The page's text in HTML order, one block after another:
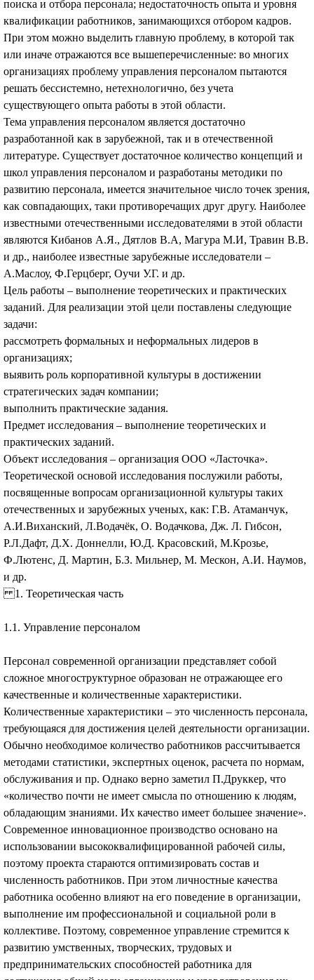
поиска и отбора персонала; недостаточность опыта и уровня
квалификации работников, занимающихся отбором кадров.
При этом можно выделить главную проблему, в которой так
или иначе отражаются все вышеперечисленные: во многих
организациях проблему управления персоналом пытаются
решать бессистемно, нетехнологично, без учета
существующего опыта работы в этой области.
Тема управления персоналом является достаточно
разработанной как в зарубежной, так и в отечественной
литературе. Существует достаточное количество концепций и
школ управления персоналом и разработаны методики по
развитию персонала, имеется значительное число точек зрения,
как совпадающих, таки противоречащих друг другу. Наиболее
известными отечественными исследователями в этой области
являются Кибанов А.Я., Дятлов В.А, Магура М.И, Травин В.В.
и др., наиболее известные зарубежные исследователи –
А.Маслоу, Ф.Герцберг, Оучи У.Г. и др.
Цель работы – выполнение теоретических и практических
заданий. Для реализации этой цели поставлены следующие
задачи:
рассмотреть формальных и неформальных лидеров в
организациях;
выявить роль корпоративной культуры в достижении
стратегических задач компании;
выполнить практические задания.
Предмет исследования – выполнение теоретических и
практических заданий.
Объект исследования – организация ООО «Ласточка».
Теоретической основой исследования послужили работы,
посвященные вопросам организационной культуры таких
отечественных и зарубежных ученых, как: Г.В. Атаманчук,
А.И.Виханский, Л.Водачёк, О. Водачкова, Дж. Л. Гибсон,
Р.Л.Дафт, Д.Х. Доннелли, Ю.Д. Красовский, М.Крозье,
Ф.Лютенс, Д. Мартин, Б.З. Мильнер, М. Мескон, А.И. Наумов,
и др.
1. Теоретическая часть
1.1. Управление персоналом
Персонал современной организации представляет собой
сложное многоструктурное образован не отражающее его
качественные и количественные характеристики.
Количественные характеристики – это численность персонала,
требующаяся для достижения целей деятельности организации.
Обычно необходимое количество работников рассчитывается
методами статистики, экспертных оценок, расчета по нормам,
обслуживания и пр. Однако верно заметил П.Друккер, что
«количество почти не имеет смысла по отношению к людям,
обладающим знаниями. Их качество имеет большее значение».
Современное инновационное производство основано на
использовании высококвалифицированной рабочей силы,
поэтому проекта стараются оптимизировать состав и
численность работников. При этом личностные качества
работника особенно влияют на его поведение в организации,
выполнение им профессиональной и социальной роли в
коллективе. Поэтому, современное управление стремится к
развитию умственных, творческих, трудовых и
предпринимательских способностей работника для